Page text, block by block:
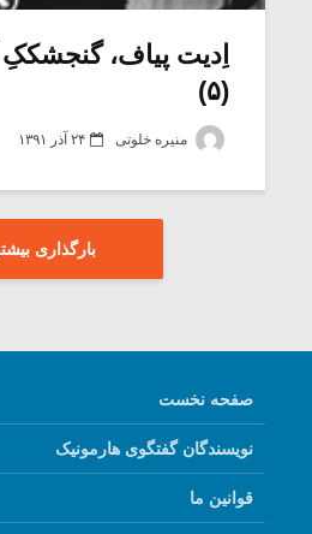
اِدیت پیاف، گنجشککِ
(۵)
منیره خلوتی ۲۴ آذر ۱۳۹۱
بارگذاری
صفحه نخست
نویسندگان گفتگوی هارمونیک
قوانین ما